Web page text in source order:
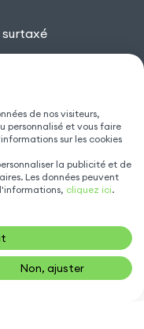
AU PANIER
de nos visiteurs,
personnalisé et vous faire
sur les cookies
la publicité et de
Les données peuvent
cliquez ici.
Non, ajuster